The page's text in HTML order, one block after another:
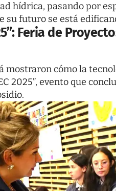
hídrica, pasando por
su futuro se está
Feria de
mostraron cómo la
2025”, evento que